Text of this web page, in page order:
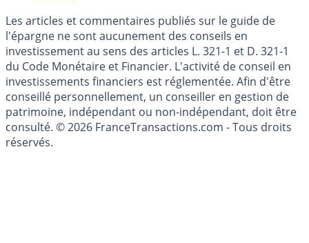
Cookies
Les articles et commentaires publiés sur le guide de
l'épargne ne sont aucunement des conseils en
investissement au sens des articles L. 321-1 et D. 321-1
du Code Monétaire et Financier. L'activité de conseil en
investissements financiers est réglementée. Afin d'être
conseillé personnellement, un conseiller en gestion de
patrimoine, indépendant ou non-indépendant, doit être